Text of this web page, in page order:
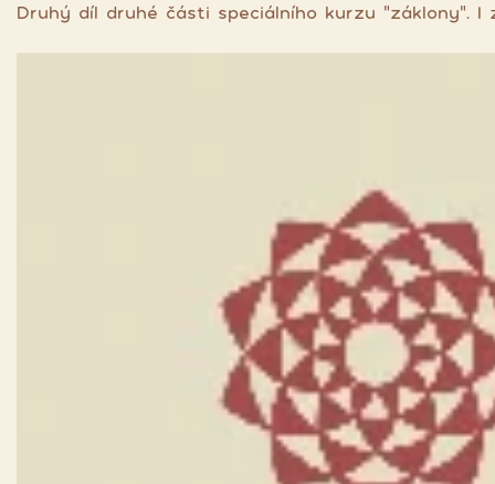
Druhý díl druhé části speciálního kurzu "záklony".